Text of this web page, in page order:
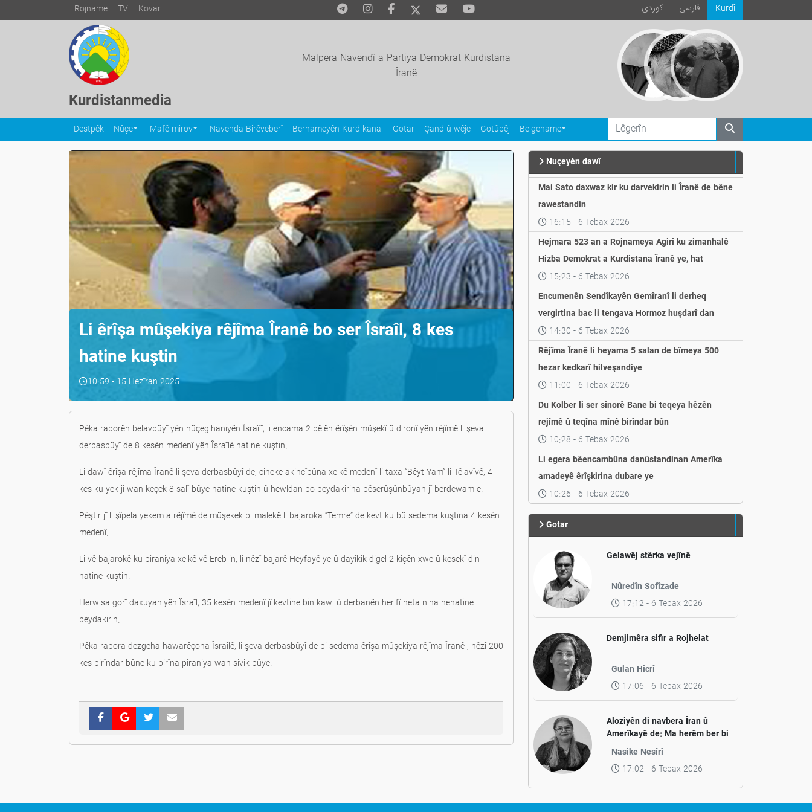
Rojname TV Kovar Kurdî فارسی كوردی
Kurdistanmedia
Malpera Navendî a Partiya Demokrat Kurdistana
Îranê
Destpêk Nûçe Mafê mirov Navenda Birêveberî Bernameyên Kurd kanal Gotar Çand û wêje Gotûbêj Belgename
Li êrîşa mûşekiya rêjîma Îranê bo ser Îsraîl, 8 kes
hatine kuştin
10:59 - 15 Hezîran 2025
Pêka raporên belavbûyî yên nûçegihaniyên Îsraîlî, li encama 2 pêlên êrîşên mûşekî û dironî yên rêjîmê li şeva
derbasbûyî de 8 kesên medenî yên Îsraîlê hatine kuştin.
Li dawî êrîşa rêjîma Îranê li şeva derbasbûyî de, ciheke akincîbûna xelkê medenî li taxa “Bêyt Yam” li Têlavîvê, 4
kes ku yek ji wan keçek 8 salî bûye hatine kuştin û hewldan bo peydakirina bêserûşûnbûyan jî berdewam e.
Pêştir jî li şîpela yekem a rêjîmê de mûşekek bi malekê li bajaroka “Temre” de kevt ku bû sedema kuştina 4 kesên
medenî.
Li vê bajarokê ku piraniya xelkê vê Ereb in, li nêzî bajarê Heyfayê ye û dayîkik digel 2 kiçên xwe û kesekî din
hatine kuştin.
Herwisa gorî daxuyaniyên Îsraîl, 35 kesên medenî jî kevtine bin kawl û derbanên herifî heta niha nehatine
peydakirin.
Pêka rapora dezgeha hawarêçona Îsraîlê, li şeva derbasbûyî de bi sedema êrîşa mûşekiya rêjîma Îranê , nêzî 200
kes birîndar bûne ku birîna piraniya wan sivik bûye.
Nuçeyěn dawî
Mai Sato daxwaz kir ku darvekirin li Îranê de bêne
rawestandin
16:15 - 6 Tebax 2026
Hejmara 523 an a Rojnameya Agirî ku zimanhalê
Hizba Demokrat a Kurdistana Îranê ye, hat
weşandin
15:23 - 6 Tebax 2026
Encumenên Sendîkayên Gemîranî li derheq
vergirtina bac li tengava Hormoz huşdarî dan
14:30 - 6 Tebax 2026
Rêjîma Îranê li heyama 5 salan de bîmeya 500
hezar kedkarî hilveşandiye
11:00 - 6 Tebax 2026
Du Kolber li ser sînorê Bane bi teqeya hêzên
rejîmê û teqîna mînê birîndar bûn
10:28 - 6 Tebax 2026
Li egera bêencambûna danûstandinan Amerîka
amadeyê êrîşkirina dubare ye
10:26 - 6 Tebax 2026
Gotar
Gelawêj stêrka vejînê
Nûredîn Sofîzade
17:12 - 6 Tebax 2026
Demjimêra sifir a Rojhelat
Gulan Hîcrî
17:06 - 6 Tebax 2026
Aloziyên di navbera Îran û
Amerîkayê de: Ma herêm ber bi
aramiyê ve diçe yan jî ber bi
Nasike Nesîrî
17:02 - 6 Tebax 2026